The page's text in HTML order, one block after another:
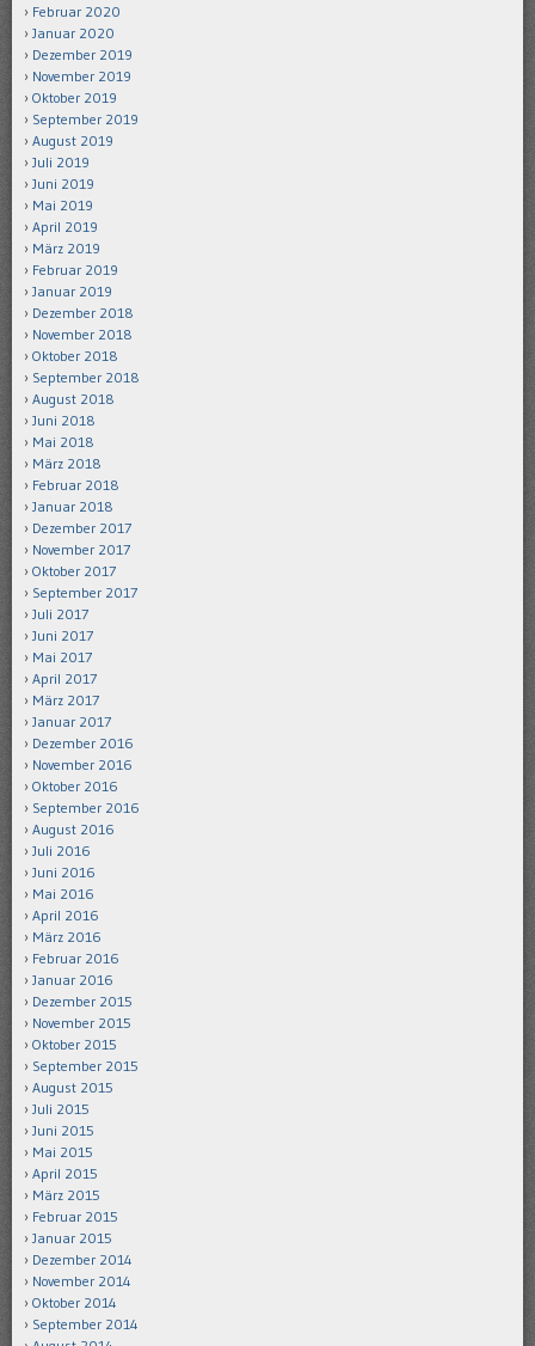
Februar 2020
Januar 2020
Dezember 2019
November 2019
Oktober 2019
September 2019
August 2019
Juli 2019
Juni 2019
Mai 2019
April 2019
März 2019
Februar 2019
Januar 2019
Dezember 2018
November 2018
Oktober 2018
September 2018
August 2018
Juni 2018
Mai 2018
März 2018
Februar 2018
Januar 2018
Dezember 2017
November 2017
Oktober 2017
September 2017
Juli 2017
Juni 2017
Mai 2017
April 2017
März 2017
Januar 2017
Dezember 2016
November 2016
Oktober 2016
September 2016
August 2016
Juli 2016
Juni 2016
Mai 2016
April 2016
März 2016
Februar 2016
Januar 2016
Dezember 2015
November 2015
Oktober 2015
September 2015
August 2015
Juli 2015
Juni 2015
Mai 2015
April 2015
März 2015
Februar 2015
Januar 2015
Dezember 2014
November 2014
Oktober 2014
September 2014